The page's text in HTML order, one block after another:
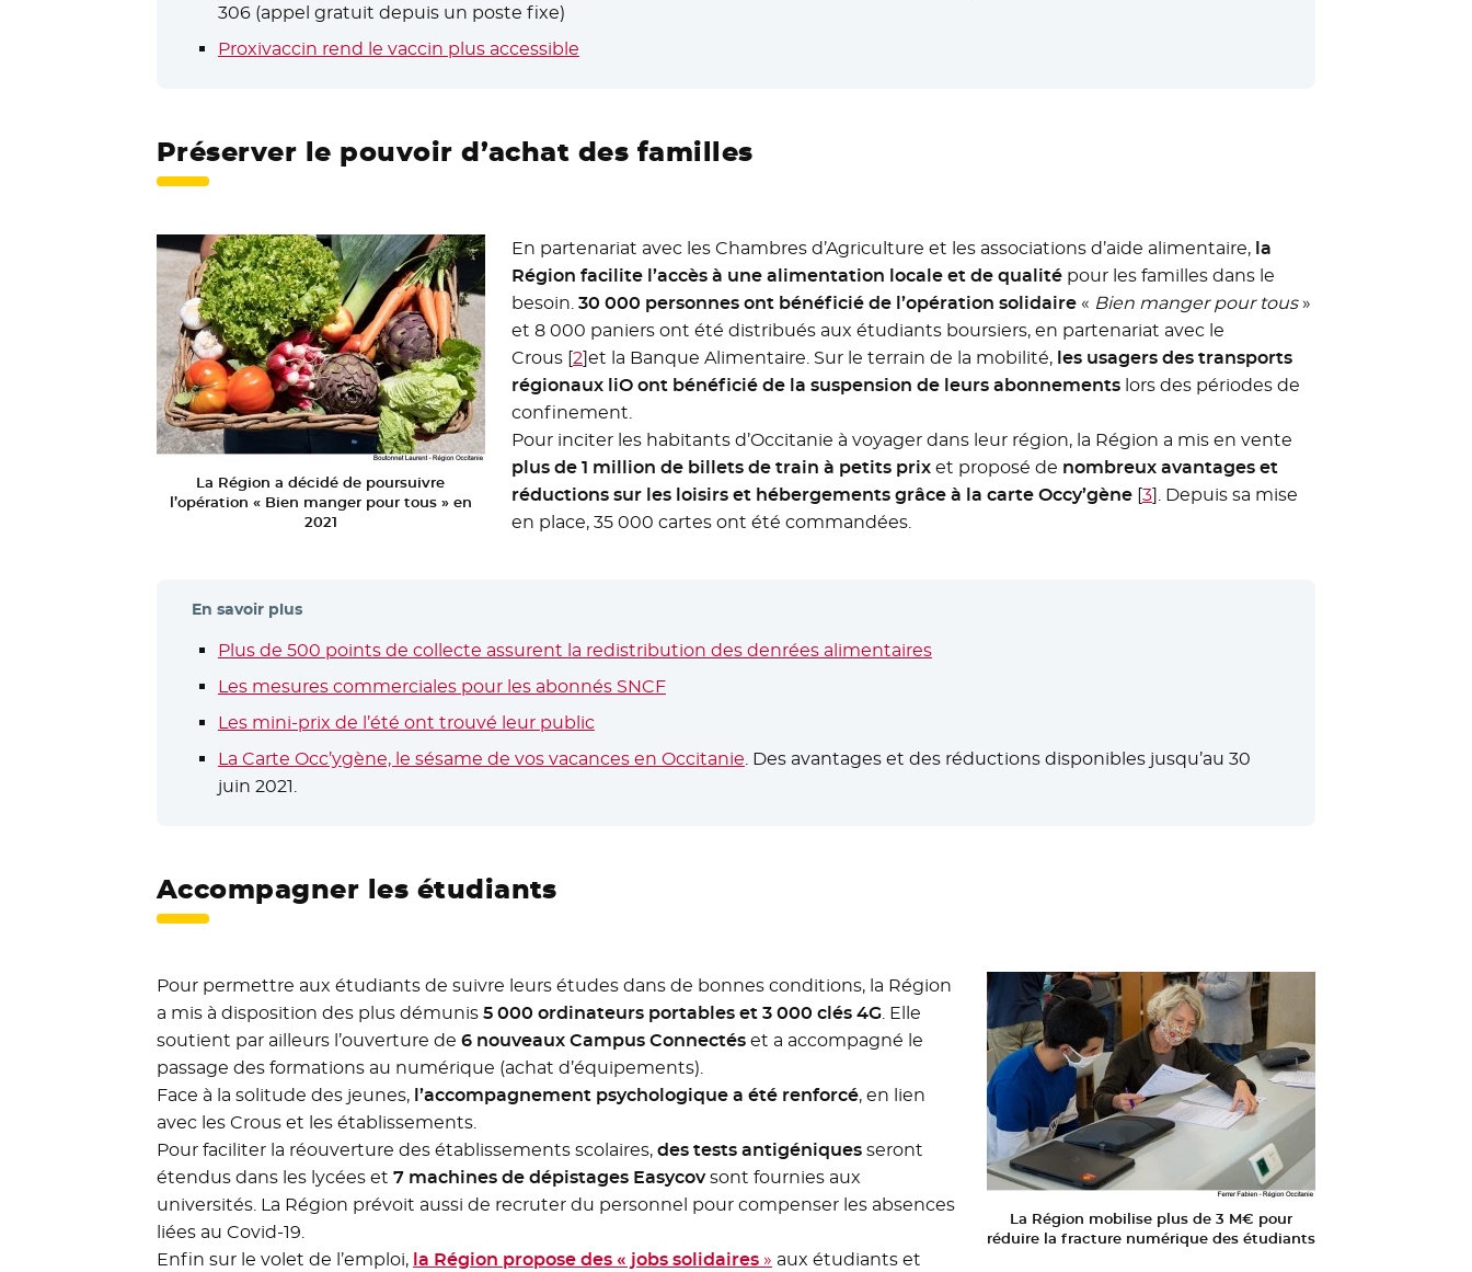
306 (appel gratuit depuis un poste fixe)
Proxivaccin rend le vaccin plus accessible
Préserver le pouvoir d’achat des familles
La Région a décidé de poursuivre
l’opération « Bien manger pour tous » en
2021
En partenariat avec les Chambres d’Agriculture et les associations d’aide alimentaire, la
Région facilite l’accès à une alimentation locale et de qualitépour les familles dans le
besoin. 30 000 personnes ont bénéficié de l’opération solidaire« Bien manger pour tous»
et 8 000 paniers ont été distribués aux étudiants boursiers, en partenariat avec le
Crous[2]et la Banque Alimentaire. Sur le terrain de la mobilité,les usagers des transports
régionaux liO ont bénéficié de la suspension de leurs abonnementslors des périodes de
confinement.
Pour inciter les habitants d’Occitanie à voyager dans leur région, la Région a mis en vente
plus de 1 million de billets de train à petits prixet proposé de nombreux avantages et
réductions sur les loisirs et hébergements grâce à la carte Occy’gène[3] . Depuis sa mise
en place, 35 000 cartes ont été commandées.
En savoir plus
Plus de 500 points de collecte assurent la redistribution des denrées alimentaires
Les mesures commerciales pour les abonnés SNCF- Nouvelle fenêtre
Les mini-prix de l’été ont trouvé leur public
La Carte Occ’ygène, le sésame de vos vacances en Occitanie - Nouvelle fenêtre
. Des avantages et des réductions disponibles jusqu’au 30
juin 2021.
Accompagner les étudiants
La Région mobilise plus de 3 M€ pour
réduire la fracture numérique des étudiants
Pour permettre aux étudiants de suivre leurs études dans de bonnes conditions, la Région
a mis à disposition des plus démunis 5 000 ordinateurs portables et 3 000 clés 4G. Elle
soutient par ailleurs l’ouverture de 6 nouveaux Campus Connectéset a accompagné le
passage des formations au numérique (achat d’équipements).
Face à la solitude des jeunes, l’accompagnement psychologique a été renforcé, en lien
avec les Crous et les établissements.
Pour faciliter la réouverture des établissements scolaires, des tests antigéniquesseront
étendus dans les lycées et 7 machines de dépistages Easycovsont fournies aux
universités. La Région prévoit aussi de recruter du personnel pour compenser les absences
liées au Covid-19.
Enfin sur le volet de l’emploi, la Région propose des « jobs solidaires» aux étudiants et